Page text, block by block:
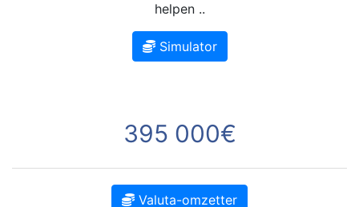
helpen ..
Simulator
395 000€
Valuta-omzetter